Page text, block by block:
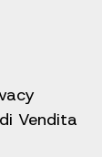
Vendita